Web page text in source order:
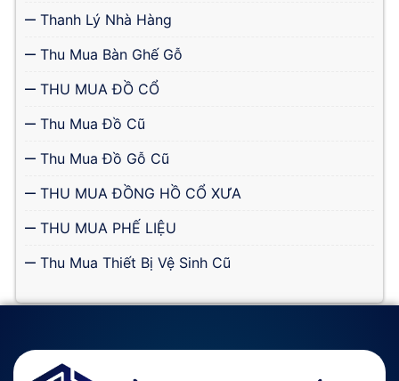
Thanh Lý Nhà Hàng
Thu Mua Bàn Ghế Gỗ
THU MUA ĐỒ CỔ
Thu Mua Đồ Cũ
Thu Mua Đồ Gỗ Cũ
THU MUA ĐỒNG HỒ CỔ XƯA
THU MUA PHẾ LIỆU
Thu Mua Thiết Bị Vệ Sinh Cũ